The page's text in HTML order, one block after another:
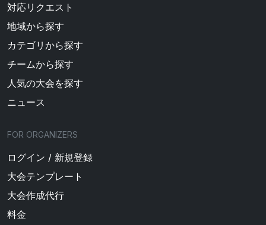
対応リクエスト
地域から探す
カテゴリから探す
チームから探す
人気の大会を探す
ニュース
FOR ORGANIZERS
ログイン / 新規登録
大会テンプレート
大会作成代行
料金